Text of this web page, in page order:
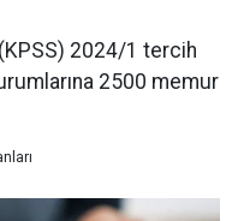
2024/1 tercih
2500 memur